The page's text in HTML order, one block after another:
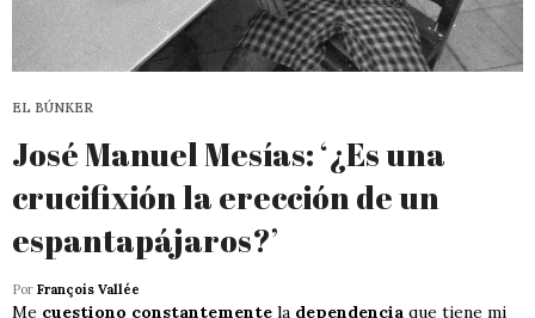
EL BÚNKER
José Manuel Mesías: ‘¿Es una
crucifixión la erección de un
espantapájaros?’
Por François Vallée
Me cuestiono constantemente la dependencia que tiene mi